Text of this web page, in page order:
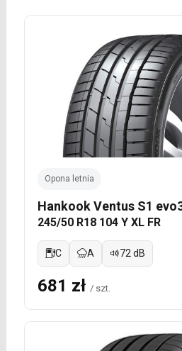
Opona letnia
Hankook Ventus S1
245/50 R18 104 Y XL FR
C A 72 dB
681 zł / szt.